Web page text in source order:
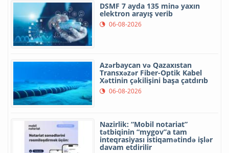
DSMF 7 ayda 135 minə yaxın
elektron arayış verib
06-08-2026
Azərbaycan və Qazaxıstan
Transxəzər Fiber-Optik Kabel
Xəttinin çəkilişini başa çatdırıb
06-08-2026
Nazirlik: “Mobil notariat”
tətbiqinin “mygov”a tam
inteqrasiyası istiqamətində işlər
davam etdirilir